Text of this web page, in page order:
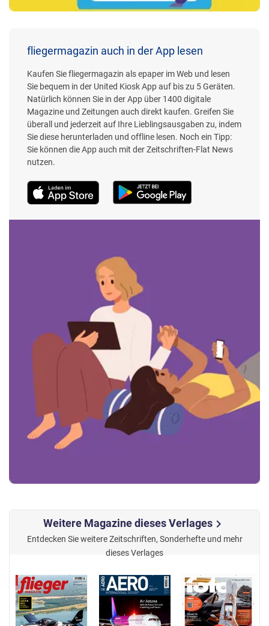
fliegermagazin auch in der App lesen
Kaufen Sie fliegermagazin als epaper im Web und lesen
Sie bequem in der United Kiosk App auf bis zu 5 Geräten.
Natürlich können Sie in der App über 1400 digitale
Magazine und Zeitungen auch direkt kaufen. Greifen Sie
überall und jederzeit auf Ihre Lieblingsausgaben zu, indem
Sie diese herunterladen und offline lesen. Noch ein Tipp:
Sie können die App auch mit der Zeitschriften-Flat News
nutzen.
Weitere Magazine dieses Verlageschevron_right
Entdecken Sie weitere Zeitschriften, Sonderhefte und mehr
dieses Verlages